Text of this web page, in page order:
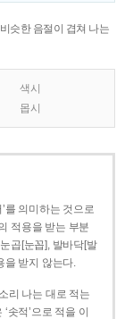
슷한 음절이 겹쳐 나는
색시
몹시
를 의미하는 것으로
적용을 받는 부분
곱[눈꼽], 발바닥[발
을 받지 않는다.
리 나는 대로 적는
솟적’으로 적을 이